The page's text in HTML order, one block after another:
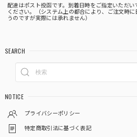
配達はポスト投函です。到着日時をご指定いただ
ください。（システム上の都合により、ご注文時
うのですが実際には承れません）
SEARCH
NOTICE
プライバシーポリシー
特定商取引法に基づく表記